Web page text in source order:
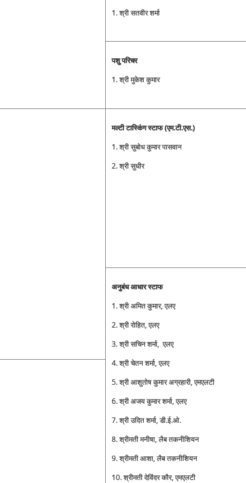
1. श्री सतवीर शर्मा
पशु परिचर
1. श्री मुकेश कुमार
मल्टी टास्किंग स्टाफ (एम.टी.एस.)
1. श्री सुबोध कुमार पासवान
2. श्री सुधीर
अनुबंध आधार स्टाफ
1. श्री अमित कुमार, एलए
2. श्री रोहित, एलए
3. श्री सचिन शर्मा, एलए
4. श्री चेतन शर्मा, एलए
5. श्री आशुतोष कुमार अग्रहारी, एमएलटी
6. श्री अजय कुमार शर्मा, एलए
7. श्री उदित शर्मा, डी.ई.ओ.
8. श्रीमती मनीषा, लैब तकनीशियन
9. श्रीमती आशा, लैब तकनीशियन
10. श्रीमती देविंदर कौर, एमएलटी